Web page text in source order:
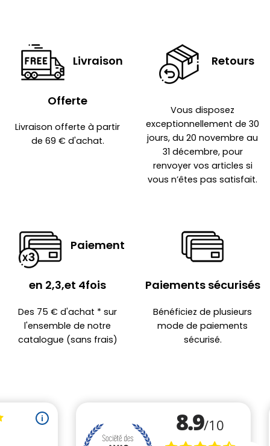
Livraison
Offerte
Livraison offerte à partir
de 69 € d'achat.
Retours
Vous disposez
exceptionnellement de 30
jours, du 20 novembre au
31 décembre, pour
renvoyer vos articles si
vous n’êtes pas satisfait.
Paiement
en 2,3,et 4fois
Des 75 € d'achat * sur
l'ensemble de notre
catalogue (sans frais)
Paiements sécurisés
Bénéficiez de plusieurs
mode de paiements
sécurisé.